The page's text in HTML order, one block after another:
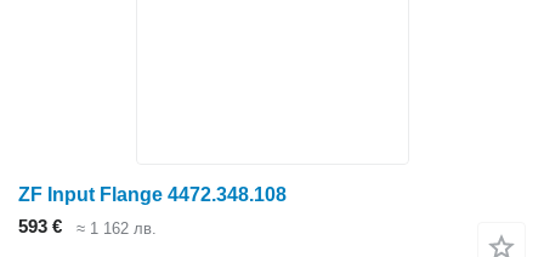
ZF Input Flange 4472.348.108
593 €
≈ 1 162 лв.